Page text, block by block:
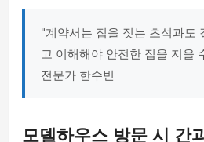
"계약서는 집을 짓는 초석과도
고 이해해야 안전한 집을 지을
전문가 한수빈
모델하우스 방문 시 간